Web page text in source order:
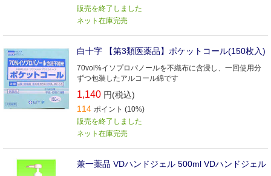
販売を終了しました
ネット在庫完売
白十字 【第3類医薬品】ポケットコール(150枚入)
70vol%イソプロパノールを不織布に含浸し、一回使用分
ずつ包装したアルコール綿です
1,140 円(税込)
114 ポイント (10%)
販売を終了しました
ネット在庫完売
兼一薬品 VDハンドジェル 500ml VDハンドジェル